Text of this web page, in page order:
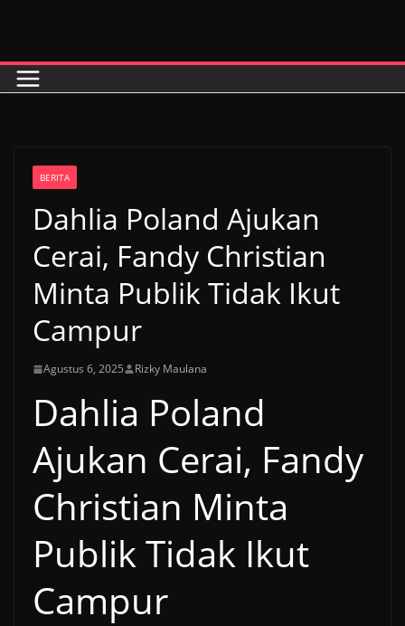
content
BERITA
Dahlia Poland Ajukan
Cerai, Fandy Christian
Minta Publik Tidak Ikut
Campur
Agustus 6, 2025 Rizky Maulana
Dahlia Poland
Ajukan Cerai, Fandy
Christian Minta
Publik Tidak Ikut
Campur